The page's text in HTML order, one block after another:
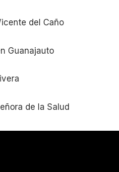
del Caño
Guanajauto
de la Salud